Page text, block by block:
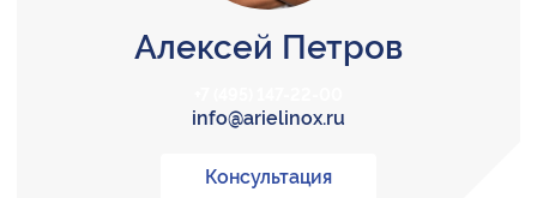
Алексей Петров
info@arielinox.ru
Консультация